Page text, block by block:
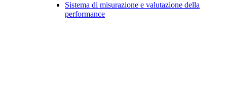
Sistema di misurazione e valutazione della
performance